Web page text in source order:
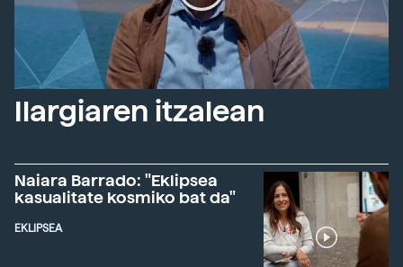
Ilargiaren itzalean
Naiara Barrado: "Eklipsea
kasualitate kosmiko bat da"
EKLIPSEA